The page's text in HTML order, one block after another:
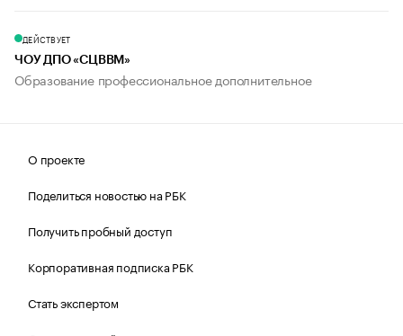
ДЕЙСТВУЕТ
ЧОУ ДПО «СЦВВМ»
Образование профессиональное дополнительное
О проекте
Поделиться новостью на РБК
Получить пробный доступ
Корпоративная подписка РБК
Стать экспертом